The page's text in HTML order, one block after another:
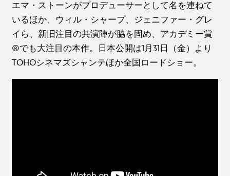
エマ・ストーンがプロデューサーとして名を連ねて
いるほか、ウィル・シャープ、ジェニファー・グレ
イら、新旧注目の共演陣が脇を固め、アカデミー賞
®でも大注目の本作。日本公開は1月31日（金）より
TOHOシネマズシャンテほか全国ロードショー。